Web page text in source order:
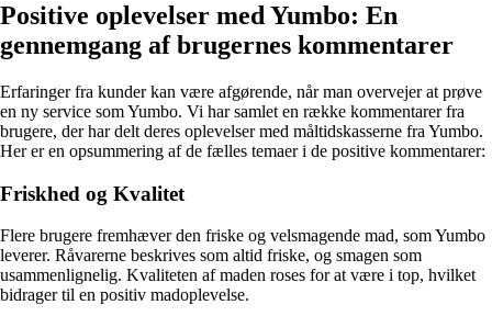
Positive oplevelser med Yumbo: En
gennemgang af brugernes kommentarer
Erfaringer fra kunder kan være afgørende, når man overvejer at prøve
en ny service som Yumbo. Vi har samlet en række kommentarer fra
brugere, der har delt deres oplevelser med måltidskasserne fra Yumbo.
Her er en opsummering af de fælles temaer i de positive kommentarer:
Friskhed og Kvalitet
Flere brugere fremhæver den friske og velsmagende mad, som Yumbo
leverer. Råvarerne beskrives som altid friske, og smagen som
usammenlignelig. Kvaliteten af maden roses for at være i top, hvilket
bidrager til en positiv madoplevelse.